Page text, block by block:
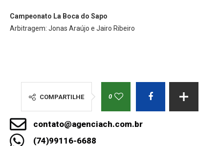
Campeonato La Boca do Sapo
Arbitragem: Jonas Araújo e Jairo Ribeiro
COMPARTILHE 0
contato@agenciach.com.br
(74)99116-6688